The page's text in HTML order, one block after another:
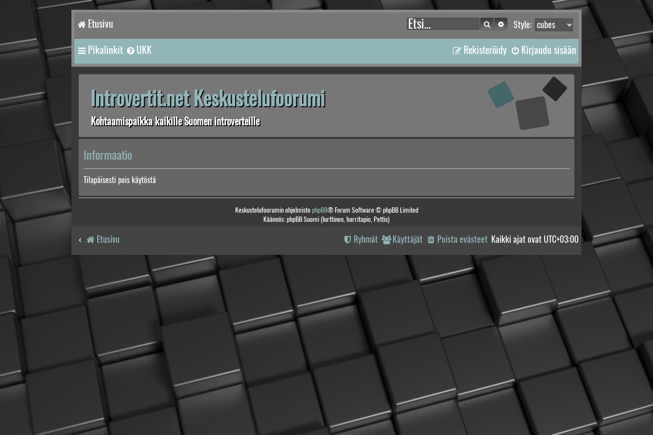
Etusivu Style:
Etsi Tarkennettu haku
Pikalinkit UKK Kirjaudu sisään
Rekisteröidy
Introvertit.net Keskustelufoorumi
Kohtaamispaikka kaikille Suomen introverteille
Informaatio
Tilapäisesti pois käytöstä
Keskustelufoorumin ohjelmistophpBB® Forum Software © phpBB Limited
Käännös: phpBB Suomi (lurttinen, harritapio, Pettis)
Etusivu Kaikki ajat ovat UTC+03:00
Poista evästeet
Käyttäjät
Ryhmät